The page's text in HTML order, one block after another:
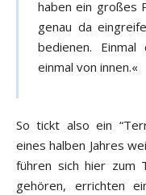
haben ein großes
genau da
bedienen.
einmal von innen.«
So tickt also ein
eines halben Jahres
führen sich hier zum
gehören, errichten